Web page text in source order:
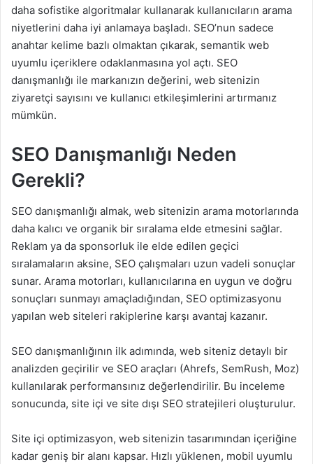
daha sofistike algoritmalar kullanarak kullanıcıların arama
niyetlerini daha iyi anlamaya başladı. SEO’nun sadece
anahtar kelime bazlı olmaktan çıkarak, semantik web
uyumlu içeriklere odaklanmasına yol açtı. SEO
danışmanlığı ile markanızın değerini, web sitenizin
ziyaretçi sayısını ve kullanıcı etkileşimlerini artırmanız
mümkün.
SEO Danışmanlığı Neden
Gerekli?
SEO danışmanlığı almak, web sitenizin arama motorlarında
daha kalıcı ve organik bir sıralama elde etmesini sağlar.
Reklam ya da sponsorluk ile elde edilen geçici
sıralamaların aksine, SEO çalışmaları uzun vadeli sonuçlar
sunar. Arama motorları, kullanıcılarına en uygun ve doğru
sonuçları sunmayı amaçladığından, SEO optimizasyonu
yapılan web siteleri rakiplerine karşı avantaj kazanır.
SEO danışmanlığının ilk adımında, web siteniz detaylı bir
analizden geçirilir ve SEO araçları (Ahrefs, SemRush, Moz)
kullanılarak performansınız değerlendirilir. Bu inceleme
sonucunda, site içi ve site dışı SEO stratejileri oluşturulur.
Site içi optimizasyon, web sitenizin tasarımından içeriğine
kadar geniş bir alanı kapsar. Hızlı yüklenen, mobil uyumlu